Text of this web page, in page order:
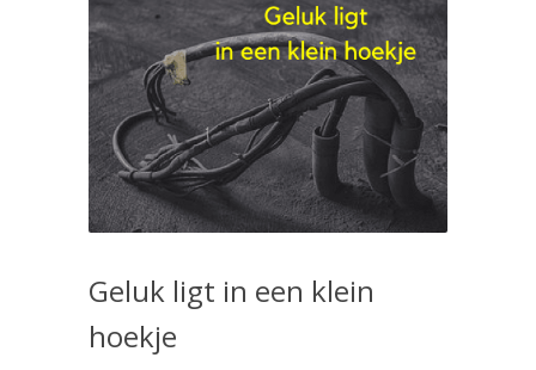
Geluk ligt in een klein
hoekje